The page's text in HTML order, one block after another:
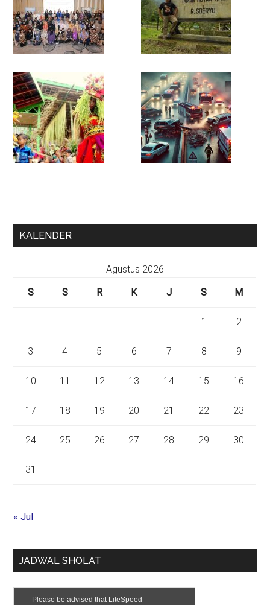
KALENDER
Agustus 2026
S
S R K J S M
1 2
3 4 5 6 7 8 9
10 11 12 13 14 15 16
17 18 19 20 21 22 23
24 25 26 27 28 29 30
31
« Jul
JADWAL SHOLAT